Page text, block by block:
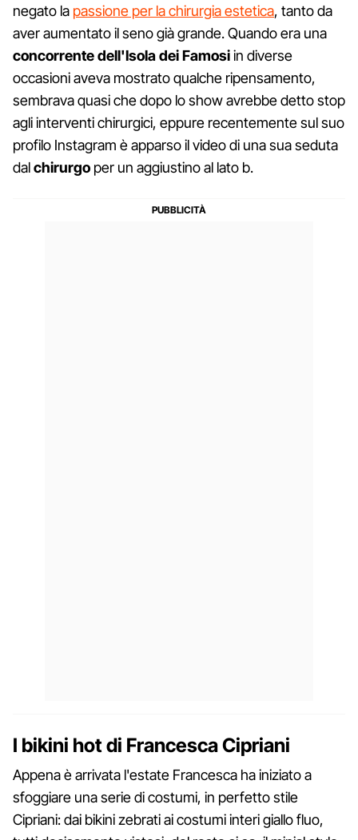
negato la passione per la chirurgia estetica, tanto da
aver aumentato il seno già grande. Quando era una
concorrente dell'Isola dei Famosiin diverse
occasioni aveva mostrato qualche ripensamento,
sembrava quasi che dopo lo show avrebbe detto stop
agli interventi chirurgici, eppure recentemente sul suo
profilo Instagram è apparso il video di una sua seduta
dalchirurgo per un aggiustino al lato b.
I bikini hot di Francesca Cipriani
Appena è arrivata l'estate Francesca ha iniziato a
sfoggiare una serie di costumi, in perfetto stile
Cipriani: dai bikini zebrati ai costumi interi giallo fluo,